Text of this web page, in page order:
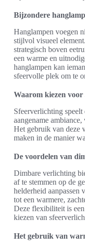
Bijzondere
Hanglampen voegen
stijlvol visueel
strategisch boven
een warme en
hanglampen kan
sfeervolle plek om te
Waarom kiezen
Sfeerverlichting speelt
aangename
Het gebruik van deze
maken in de manier
De voordelen van
Dimbare verlichting
af te stemmen op de
helderheid aanpassen
tot een warmere,
Deze flexibiliteit is
kiezen van
Het gebruik van